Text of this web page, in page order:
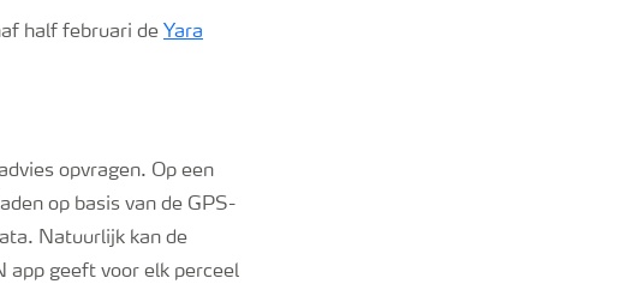
half februari de Yara
opvragen. Op een
op basis van de GPS-
Natuurlijk kan de
app geeft voor elk perceel